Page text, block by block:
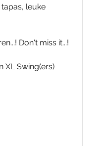
leuke
Don't miss it...!
XL Swing(ers)